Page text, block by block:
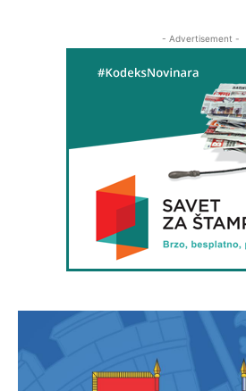
- Advertisement -